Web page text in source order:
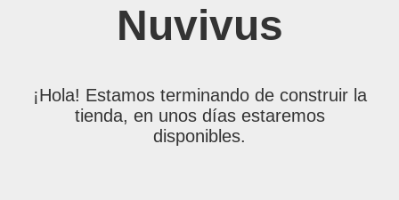
Nuvivus
¡Hola! Estamos terminando de construir la
tienda, en unos días estaremos
disponibles.